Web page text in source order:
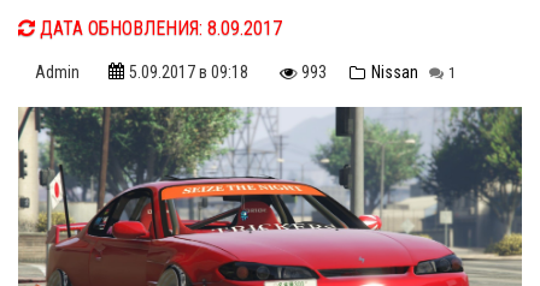
ДАТА ОБНОВЛЕНИЯ: 8.09.2017
Admin 5.09.2017в 09:18 993 Nissan 1